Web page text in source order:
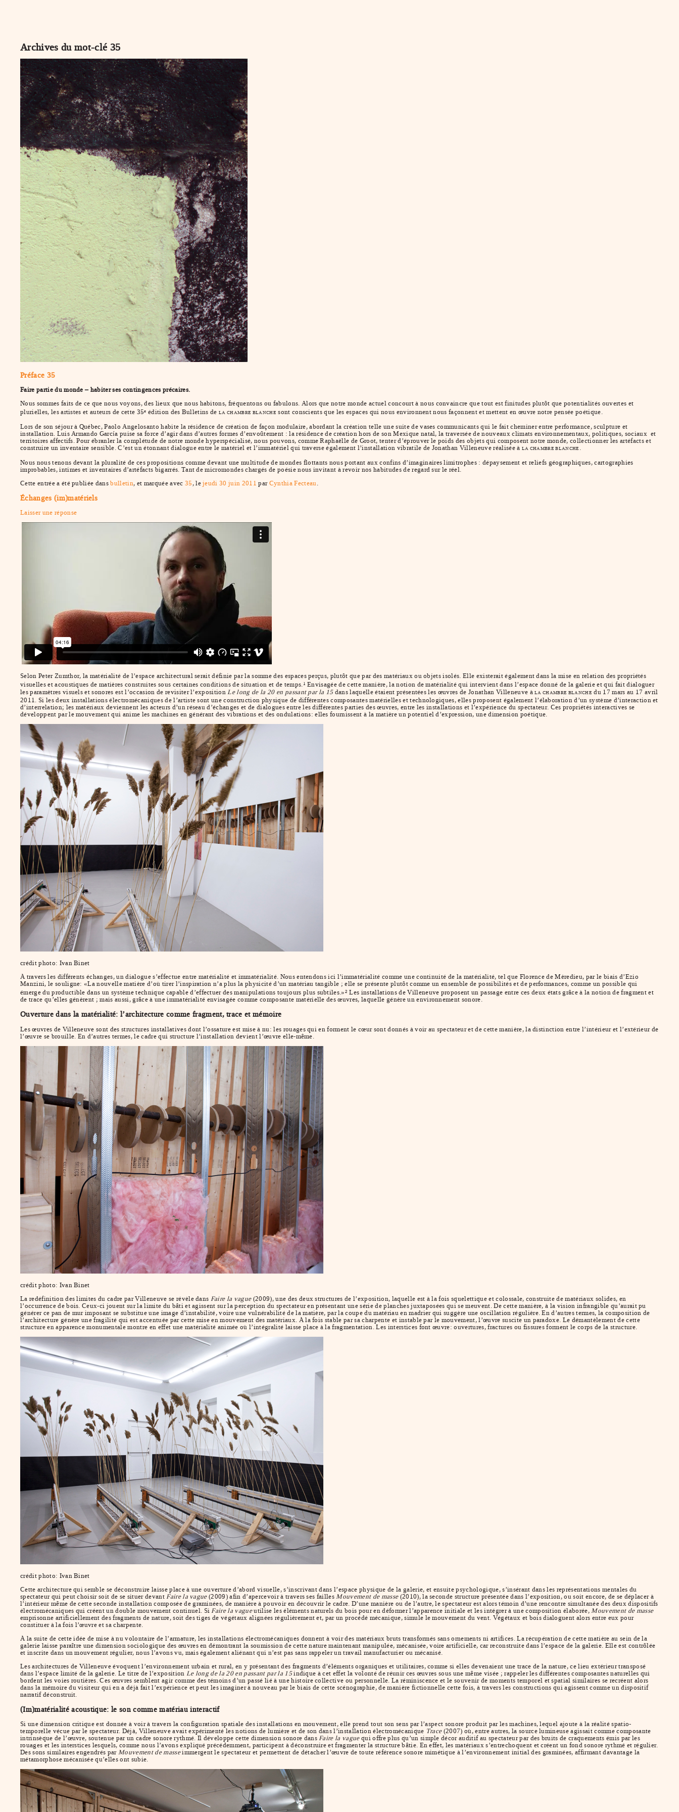
Archives du mot-clé 35
Préface 35
Faire partie du monde – habiter ses contingences précaires.
Nous sommes faits de ce que nous voyons, des lieux que nous habitons, fréquentons ou fabulons. Alors que notre monde actuel concourt à nous convaincre que tout est finitudes plutôt que potentialités ouvertes et
plurielles, les artistes et auteurs de cette 35e édition des Bulletins deLA CHAMBRE BLANCHE sont conscients que les espaces qui nous environnent nous façonnent et mettent en œuvre notre pensée poétique.
Lors de son séjour à Québec, Paolo Angelosanto habite la résidence de création de façon modulaire, abordant la création telle une suite de vases communicants qui le fait cheminer entre performance, sculpture et
installation. Luis Armando García puise sa force d’agir dans d’autres formes d’envoûtement : la résidence de création hors de son Mexique natal, la traversée de nouveaux climats environnementaux, politiques, sociaux et
territoires affectifs. Pour ébranler la complétude de notre monde hyperspécialisé, nous pouvons, comme Raphaëlle de Groot, tenter d’éprouver le poids des objets qui composent notre monde, collectionner les artéfacts et
construire un inventaire sensible. C’est un étonnant dialogue entre le matériel et l’immatériel qui traverse également l’installation vibratile de Jonathan Villeneuve réalisée à LA CHAMBRE BLANCHE
Nous nous tenons devant la pluralité de ces propositions comme devant une multitude de mondes flottants nous portant aux confins d’imaginaires limitrophes : dépaysement et reliefs géographiques, cartographies
improbables, intimes et inventaires d’artéfacts bigarrés. Tant de micromondes chargés de poésie nous invitant à revoir nos habitudes de regard sur le réel.
Cette entrée a été publiée dansbulletin, et marquée avec 35, lejeudi 30 juin 2011 par Cynthia Fecteau
Échanges (im)matériels
Laisser une réponse
Selon Peter Zumthor, la matérialité de l’espace architectural serait définie par la somme des espaces perçus, plutôt que par des matériaux ou objets isolés. Elle existerait également dans la mise en relation des propriétés
visuelles et acoustiques de matières construites sous certaines conditions de situation et de temps. 1 Envisagée de cette manière, la notion de matérialité qui intervient dans l’espace donné de la galerie et qui fait dialoguer
les paramètres visuels et sonores est l’occasion de revisiter l’exposition Le long de la 20 en passant par la 15dans laquelle étaient présentées les œuvres de Jonathan Villeneuve àLA CHAMBRE BLANCHE du 17 mars au 17 avril
2011. Si les deux installations électromécaniques de l’artiste sont une construction physique de différentes composantes matérielles et technologiques, elles proposent également l’élaboration d’un système d’interaction et
d’interrelation; les matériaux deviennent les acteurs d’un réseau d’échanges et de dialogues entre les différentes parties des œuvres, entre les installations et l’expérience du spectateur. Ces propriétés interactives se
développent par le mouvement qui anime les machines en générant des vibrations et des ondulations: elles fournissent à la matière un potentiel d’expression, une dimension poétique.
crédit photo: Ivan Binet
À travers les différents échanges, un dialogue s’effectue entre matérialité et immatérialité. Nous entendons ici l’immatérialité comme une continuité de la matérialité, tel que Florence de Mèredieu, par le biais d’Ezio
Manzini, le souligne: «La nouvelle matière d’où tirer l’inspiration n’a plus la physicité d’un matériau tangible ; elle se présente plutôt comme un ensemble de possibilités et de performances, comme un possible qui
émerge du productible dans un système technique capable d’effectuer des manipulations toujours plus subtiles.» 2 Les installations de Villeneuve proposent un passage entre ces deux états grâce à la notion de fragment et
de trace qu’elles génèrent ; mais aussi, grâce à une immatérialité envisagée comme composante matérielle des œuvres, laquelle génère un environnement sonore.
Ouverture dans la matérialité: l’architecture comme fragment, trace et mémoire
Les œuvres de Villeneuve sont des structures installatives dont l’ossature est mise à nu: les rouages qui en forment le cœur sont donnés à voir au spectateur et de cette manière, la distinction entre l’intérieur et l’extérieur de
l’œuvre se brouille. En d’autres termes, le cadre qui structure l’installation devient l’œuvre elle-même.
crédit photo: Ivan Binet
La redéfinition des limites du cadre par Villeneuve se révèle dans Faire la vague(2009), une des deux structures de l’exposition, laquelle est à la fois squelettique et colossale, construite de matériaux solides, en
l’occurrence de bois. Ceux-ci jouent sur la limite du bâti et agissent sur la perception du spectateur en présentant une série de planches juxtaposées qui se meuvent. De cette manière, à la vision infrangible qu’aurait pu
générer ce pan de mur imposant se substitue une image d’instabilité, voire une vulnérabilité de la matière, par la coupe du matériau en madrier qui suggère une oscillation régulière. En d’autres termes, la composition de
l’architecture génère une fragilité qui est accentuée par cette mise en mouvement des matériaux. À la fois stable par sa charpente et instable par le mouvement, l’œuvre suscite un paradoxe. Le démantèlement de cette
structure en apparence monumentale montre en effet une matérialité animée où l’intégralité laisse place à la fragmentation. Les interstices font œuvre: ouvertures, fractures ou fissures forment le corps de la structure.
crédit photo: Ivan Binet
Cette architecture qui semble se déconstruire laisse place à une ouverture d’abord visuelle, s’inscrivant dans l’espace physique de la galerie, et ensuite psychologique, s’insérant dans les représentations mentales du
spectateur qui peut choisir soit de se situer devant Faire la vague(2009) afin d’apercevoir à travers ses failles Mouvement de masse(2010), la seconde structure présentée dans l’exposition, ou soit encore, de se déplacer à
l’intérieur même de cette seconde installation composée de graminées, de manière à pouvoir en découvrir le cadre. D’une manière ou de l’autre, le spectateur est alors témoin d’une rencontre simultanée des deux dispositifs
électromécaniques qui créent un double mouvement continuel. Si Faire la vagueutilise les éléments naturels du bois pour en déformer l’apparence initiale et les intégrer à une composition élaborée,
Mouvement de masse
emprisonne artificiellement des fragments de nature, soit des tiges de végétaux alignées régulièrement et, par un procédé mécanique, simule le mouvement du vent. Végétaux et bois dialoguent alors entre eux pour
constituer à la fois l’œuvre et sa charpente.
À la suite de cette idée de mise à nu volontaire de l’armature, les installations électromécaniques donnent à voir des matériaux bruts transformés sans ornements ni artifices. La récupération de cette matière au sein de la
galerie laisse paraître une dimension sociologique des œuvres en démontrant la soumission de cette nature maintenant manipulée, mécanisée, voire artificielle, car reconstruite dans l’espace de la galerie. Elle est contrôlée
et inscrite dans un mouvement régulier, nous l’avons vu, mais également aliénant qui n’est pas sans rappeler un travail manufacturier ou mécanisé.
Les architectures de Villeneuve évoquent l’environnement urbain et rural, en y présentant des fragments d’éléments organiques et utilitaires, comme si elles devenaient une trace de la nature, ce lieu extérieur transposé
dans l’espace limité de la galerie. Le titre de l’exposition Le long de la 20 en passant par la 15indique à cet effet la volonté de réunir ces œuvres sous une même visée ; rappeler les différentes composantes naturelles qui
bordent les voies routières. Ces œuvres semblent agir comme des témoins d’un passé lié à une histoire collective ou personnelle. La réminiscence et le souvenir de moments temporel et spatial similaires se recréent alors
dans la mémoire du visiteur qui en a déjà fait l’expérience et peut les imaginer à nouveau par le biais de cette scénographie, de manière fictionnelle cette fois, à travers les constructions qui agissent comme un dispositif
narratif déconstruit.
(Im)matérialité acoustique: le son comme matériau interactif
Si une dimension critique est donnée à voir à travers la configuration spatiale des installations en mouvement, elle prend tout son sens par l’aspect sonore produit par les machines, lequel ajoute à la réalité spatio-
temporelle vécue par le spectateur. Déjà, Villeneuve avait expérimenté les notions de lumière et de son dans l’installation électromécanique Trace(2007) où, entre autres, la source lumineuse agissait comme composante
intrinsèque de l’œuvre, soutenue par un cadre sonore rythmé. Il développe cette dimension sonore dans Faire la vaguequi offre plus qu’un simple décor auditif au spectateur par des bruits de craquements émis par les
rouages et les interstices lesquels, comme nous l’avons expliqué précédemment, participent à déconstruire et fragmenter la structure bâtie. En effet, les matériaux s’entrechoquent et créent un fond sonore rythmé et régulier.
Des sons similaires engendrés par Mouvement de masseimmergent le spectateur et permettent de détacher l’œuvre de toute référence sonore mimétique à l’environnement initial des graminées, affirmant davantage la
métamorphose mécanisée qu’elles ont subie.